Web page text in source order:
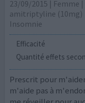
23/09/2015 | Femme |
amitriptyline (10mg)
Insomnie
Efficacité
Quantité effets
Prescrit pour
m'aide pas à